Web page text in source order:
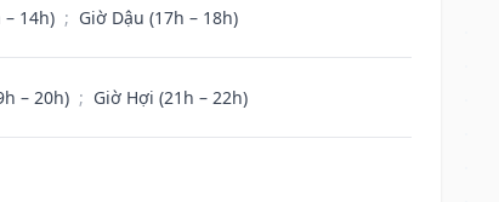
14h) ; Giờ Dậu (17h – 18h)
– 20h) ; Giờ Hợi (21h – 22h)